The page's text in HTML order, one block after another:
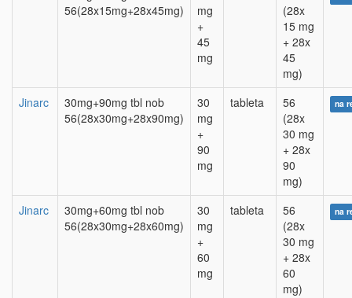
56(28x15mg+28x45mg)
mg
+
45
mg
(28x
15 mg
+ 28x
45
mg)
Jinarc
30mg+90mg tbl nob
56(28x30mg+28x90mg)
30
mg
+
90
mg
tableta
56
(28x
30 mg
+ 28x
90
mg)
na
Jinarc
30mg+60mg tbl nob
56(28x30mg+28x60mg)
30
mg
+
60
mg
tableta
56
(28x
30 mg
+ 28x
60
mg)
na